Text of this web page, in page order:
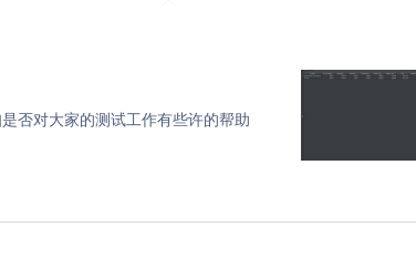
(11)
否对大家的测试工作有些许的帮助